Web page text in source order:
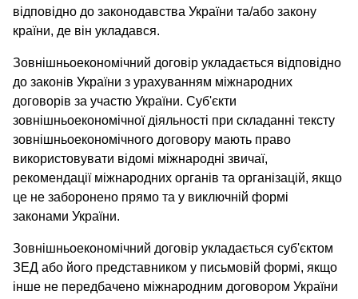
відповідно до законодавства України та/або закону
країни, де він укладався.
Зовнішньоекономічний договір укладається відповідно
до законів України з урахуванням міжнародних
договорів за участю України. Суб'єкти
зовнішньоекономічної діяльності при складанні тексту
зовнішньоекономічного договору мають право
використовувати відомі міжнародні звичаї,
рекомендації міжнародних органів та організацій, якщо
це не заборонено прямо та у виключній формі
законами України.
Зовнішньоекономічний договір укладається суб'єктом
ЗЕД або його представником у письмовій формі, якщо
інше не передбачено міжнародним договором України